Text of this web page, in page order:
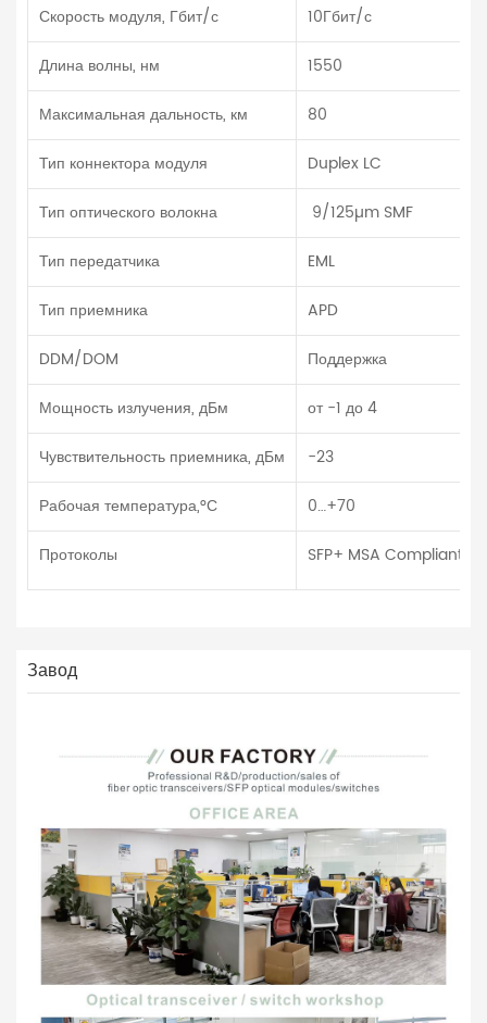
Скорость модуля, Гбит/с
10Гбит/с
Длина волны, нм
1550
Максимальная дальность, км
80
Тип коннектора модуля
Duplex LC
Тип оптического волокна
9/125µm SMF
Тип передатчика
EML
Тип приемника
APD
DDM/DOM
Поддержка
Мощность излучения, дБм
от -1 до 4
Чувствительность приемника, дБм
-23
Рабочая температура,°С
0…+70
Протоколы
SFP+ MSA Compliant,
Завод